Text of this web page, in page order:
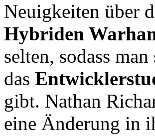
Neuigkeiten über
Hybriden
selten, sodass
das
gibt. Nathan
eine Änderung in